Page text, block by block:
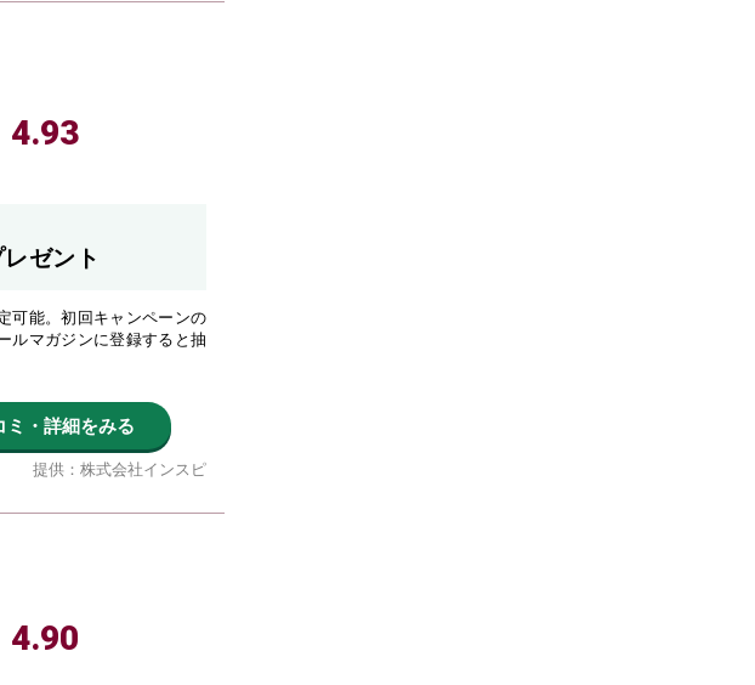
4.93
ゼント
可能。初回キャンペーンの
ルマガジンに登録すると抽
ミ・詳細をみる
提供：株式会社インスピ
4.90